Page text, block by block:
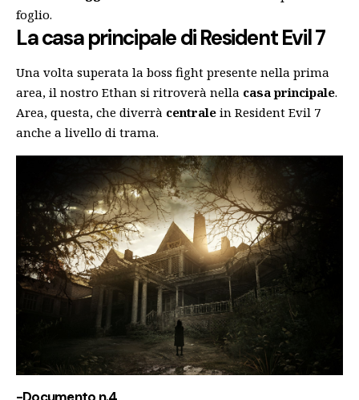
foglio.
La casa principale di Resident Evil 7
Una volta superata la boss fight presente nella prima
area, il nostro Ethan si ritroverà nella casa principale.
Area, questa, che diverrà centrale in Resident Evil 7
anche a livello di trama.